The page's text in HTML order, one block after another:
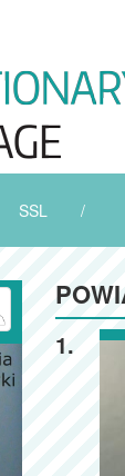
SSL /
1.